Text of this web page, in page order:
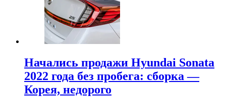
Начались продажи Hyundai Sonata
2022 года без пробега: сборка —
Корея, недорого